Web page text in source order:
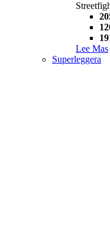
Lee Mas
Superleggera